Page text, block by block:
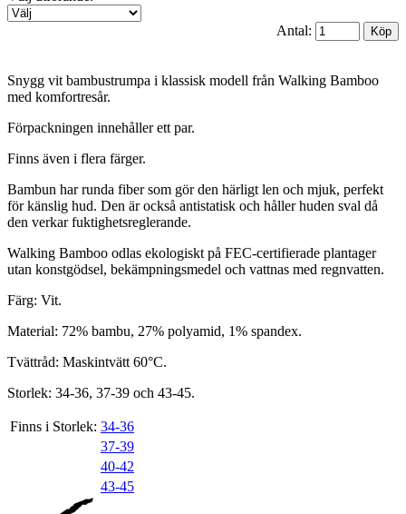
Antal:
Snygg vit bambustrumpa i klassisk modell från Walking Bamboo
med komfortresår.
Förpackningen innehåller ett par.
Finns även i flera färger.
Bambun har runda fiber som gör den härligt len och mjuk, perfekt
för känslig hud. Den är också antistatisk och håller huden sval då
den verkar fuktighetsreglerande.
Walking Bamboo odlas ekologiskt på FEC-certifierade plantager
utan konstgödsel, bekämpningsmedel och vattnas med regnvatten.
Färg: Vit.
Material: 72% bambu, 27% polyamid, 1% spandex.
Tvättråd: Maskintvätt 60°C.
Storlek: 34-36, 37-39 och 43-45.
Finns i Storlek: 34-36
37-39
40-42
43-45